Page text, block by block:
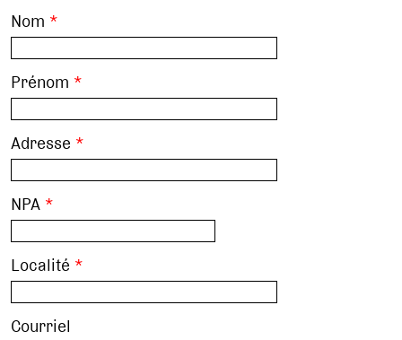
Nom *
Prénom *
Adresse *
NPA *
Localité *
Courriel